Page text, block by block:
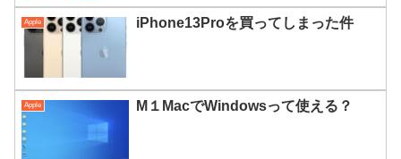
Apple iPhone13Proを買ってしまった件
Apple M１MacでWindowsって使える？